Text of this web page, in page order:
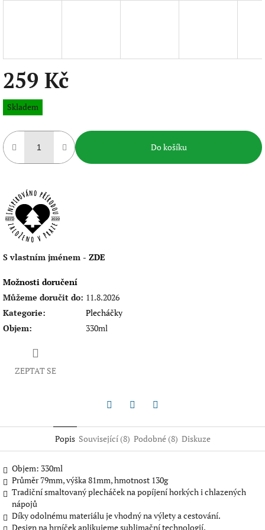
259 Kč
Měrná
cena:
Skladem
Do košíku
S vlastním jménem - ZDE
Možnosti doručení
Můžeme doručit do: 11.8.2026
Kategorie:
Plecháčky
Objem: 330ml
ZEPTAT SE
Popis Související (8) Podobné (8) Diskuze
Objem: 330ml
Průměr 79mm, výška 81mm, hmotnost 130g
Tradiční smaltovaný plecháček na popíjení horkých i chlazených
nápojů
Díky odolnému materiálu je vhodný na výlety a cestování.
Design na hrníček aplikujeme sublimační technologií.